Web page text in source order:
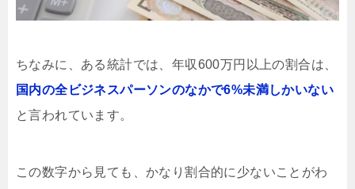
ちなみに、ある統計では、年収600万円以上の割合は、
国内の全ビジネスパーソンのなかで6%未満しかいない
と言われています。
この数字から見ても、かなり割合的に少ないことがわ